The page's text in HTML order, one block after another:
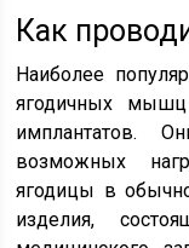
Как
Наиболее
ягодичных мышц
имплантатов.
возможных
ягодицы в
изделия,